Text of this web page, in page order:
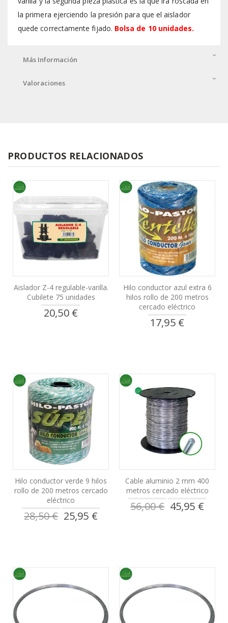
la primera ejerciendo la presión para que el aislador
quede correctamente fijado. Bolsa de 10 unidades.
Más Información
Valoraciones
PRODUCTOS RELACIONADOS
Aislador Z-4 regulable-varilla.
Cubilete 75 unidades
20,50 €
Hilo conductor azul extra 6
hilos rollo de 200 metros
cercado eléctrico
17,95 €
Hilo conductor verde 9 hilos
rollo de 200 metros cercado
eléctrico
28,50 €
Precio
especial
25,95 €
Cable aluminio 2 mm 400
metros cercado eléctrico
56,00 €
Precio
especial
45,95 €